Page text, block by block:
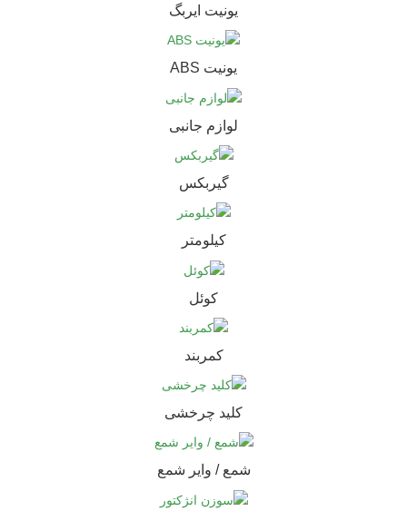
یونیت ایربگ
یونیت ABS
لوازم جانبی
گیربکس
کیلومتر
کوئل
کمربند
کلید چرخشی
شمع / وایر شمع